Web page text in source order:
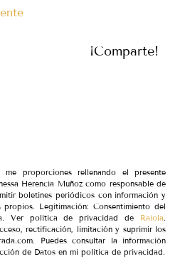
¡Comparte!
proporciones rellenando el presente
Herencia Muñoz como responsable de
boletines periódicos con información y
Legitimación: Consentimiento del
Ver política de privacidad de Raiola.
rectificación, limitación y suprimir los
Puedes consultar la información
de Datos en mi política de privacidad.